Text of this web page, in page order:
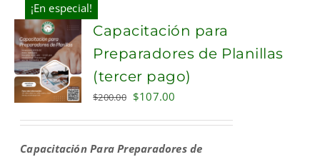
¡En especial!
ADD TO
CART
Capacitación para
Preparadores de Planillas
(tercer pago)
$200.00 Original
$200.00.
$107.00
$107.00.
Capacitación Para Preparadores de